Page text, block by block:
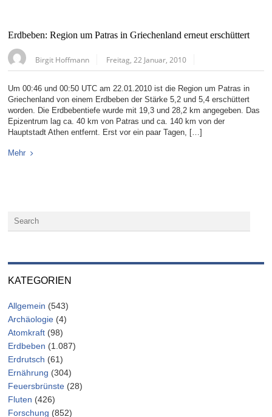
Erdbeben: Region um Patras in Griechenland erneut erschüttert
Birgit Hoffmann Freitag, 22 Januar, 2010
Um 00:46 und 00:50 UTC am 22.01.2010 ist die Region um Patras in
Griechenland von einem Erdbeben der Stärke 5,2 und 5,4 erschüttert
worden. Die Erdbebentiefe wurde mit 19,3 und 28,2 km angegeben. Das
Epizentrum lag ca. 40 km von Patras und ca. 140 km von der
Hauptstadt Athen entfernt. Erst vor ein paar Tagen, […]
Mehr
KATEGORIEN
Allgemein (543)
Archäologie (4)
Atomkraft (98)
Erdbeben (1.087)
Erdrutsch (61)
Ernährung (304)
Feuersbrünste (28)
Fluten (426)
Forschung (852)